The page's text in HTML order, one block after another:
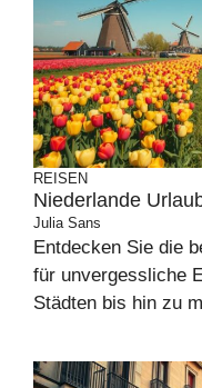
REISEN
Niederlande
Julia Sans
Entdecken Sie die
für unvergessliche
Städten bis hin zu